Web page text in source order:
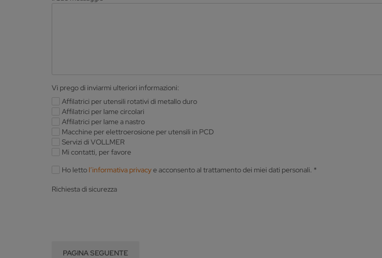
Vi prego di inviarmi ulteriori informazioni:
Affilatrici per utensili rotativi di metallo duro
Affilatrici per lame circolari
Affilatrici per lame a nastro
Macchine per elettroerosione per utensili in PCD
Servizi di VOLLMER
Mi contatti, per favore
Ho letto l’informativa privacye acconsento al trattamento dei miei dati personali. *
Richiesta di sicurezza
PAGINA SEGUENTE